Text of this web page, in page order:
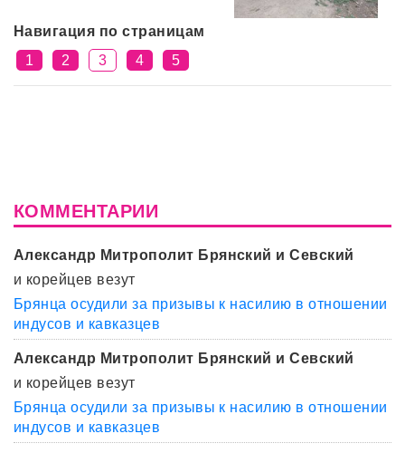
Навигация по страницам
1
2 3 4 5
КОММЕНТАРИИ
Александр Митрополит Брянский и Севский
и корейцев везут
Брянца осудили за призывы к насилию в отношении
индусов и кавказцев
Александр Митрополит Брянский и Севский
и корейцев везут
Брянца осудили за призывы к насилию в отношении
индусов и кавказцев